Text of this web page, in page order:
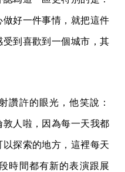
做好一件事情，就把這件
到喜歡到一個城市，其
讚許的眼光，他笑說：
敦人啦，因為每一天我都
探索的地方，這裡每天
時間都有新的表演跟展